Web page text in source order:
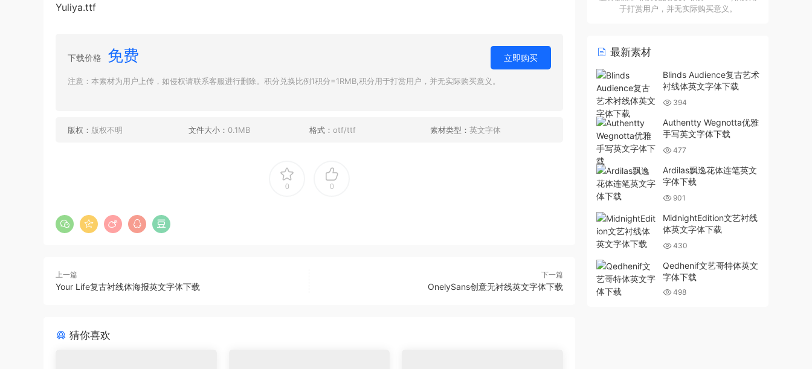
Yuliya.ttf
下载价格 免费 立即购买
注意：本素材为用户上传，如侵权请联系客服进行删除。积分兑换比例1积分=1RMB,积分用于打赏用户，并无实际购买意义。
版权： 版权不明 文件大小： 0.1MB 格式： otf/ttf 素材类型： 英文字体
0 0
上一篇
Your Life复古衬线体海报英文字体下载
下一篇
OnelySans创意无衬线英文字体下载
猜你喜欢
于打赏用户，并无实际购买意义。
最新素材
Blinds Audience复古艺术
衬线体英文字体下载
394
Authentty Wegnotta优雅
手写英文字体下载
477
Ardilas飘逸花体连笔英文
字体下载
901
MidnightEdition文艺衬线
体英文字体下载
430
Qedhenif文艺哥特体英文
字体下载
498